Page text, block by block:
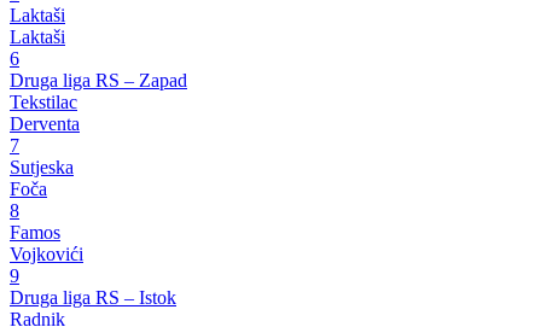
Laktaši
Laktaši
6
Druga liga RS – Zapad
Tekstilac
Derventa
7
Sutjeska
Foča
8
Famos
Vojkovići
9
Druga liga RS – Istok
Radnik